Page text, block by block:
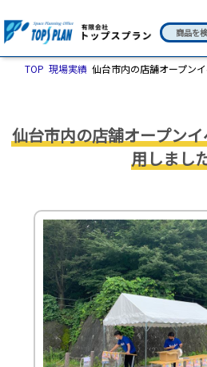
TOP 現場実績 仙台市内の店舗オープン
仙台市内の店舗オープン
用しまし